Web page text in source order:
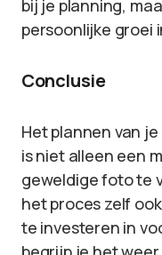
bij je planning,
persoonlijke groei
Conclusie
Het plannen van
is niet alleen een
geweldige foto te
het proces zelf
te investeren in